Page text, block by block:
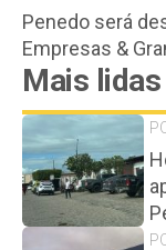
Penedo será
Empresas &
Mais lidas